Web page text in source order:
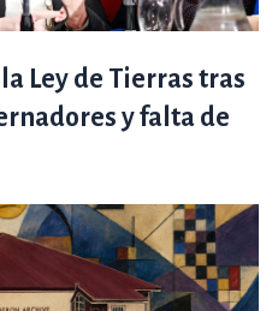
Ley de Tierras tras
y falta de